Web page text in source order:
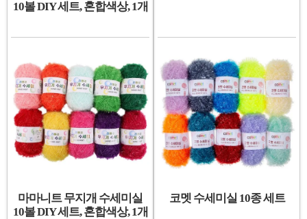
10볼 DIY 세트, 혼합색상, 1개
마마니트 무지개 수세미실
10볼 DIY 세트, 혼합색상, 1개
코멧 수세미실 10종 세트